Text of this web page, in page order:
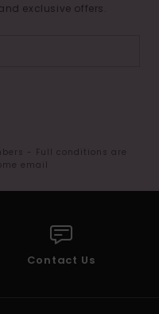
exclusive offers.
- Full conditions are
email
Contact Us